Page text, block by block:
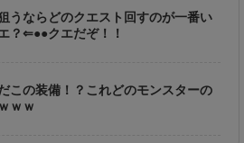
うならどのクエスト回すのが一番い
？⇐●●クエだぞ！！
この装備！？これどのモンスターの
ｗｗ